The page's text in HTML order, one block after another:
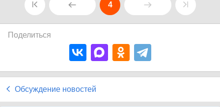
4
Поделиться
Обсуждение новостей